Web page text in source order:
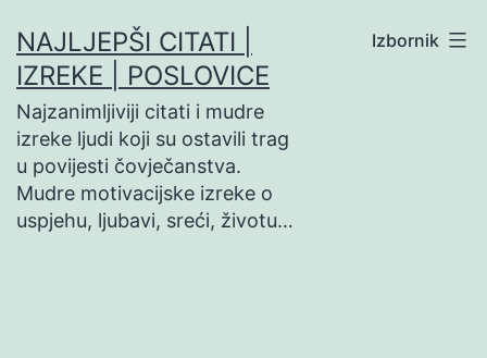
na
sadržaj
NAJLJEPŠI CITATI |
IZREKE | POSLOVICE
Najzanimljiviji citati i mudre
izreke ljudi koji su ostavili trag
u povijesti čovječanstva.
Mudre motivacijske izreke o
uspjehu, ljubavi, sreći, životu…
Izbornik